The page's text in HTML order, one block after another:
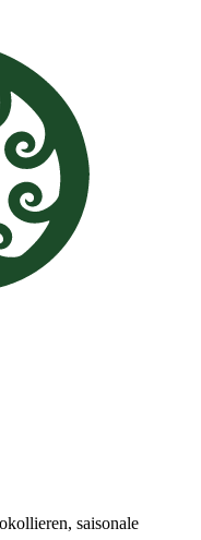
saisonale